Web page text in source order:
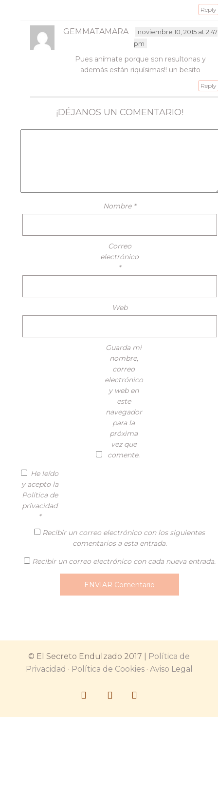
Reply
GEMMATAMARA
noviembre 10, 2015 at 2:47
pm
Pues anímate porque son resultonas y
además están riquísimas!! un besito
Reply
¡DÉJANOS UN COMENTARIO!
Nombre *
Correo
electrónico
*
Web
Guarda mi
nombre,
correo
electrónico
y web en
este
navegador
para la
próxima
vez que
comente.
He leído
y acepto la
Política de
privacidad
*
Recibir un correo electrónico con los siguientes
comentarios a esta entrada.
Recibir un correo electrónico con cada nueva entrada.
© El Secreto Endulzado 2017 |
Política de
Privacidad · Política de Cookies· Aviso Legal